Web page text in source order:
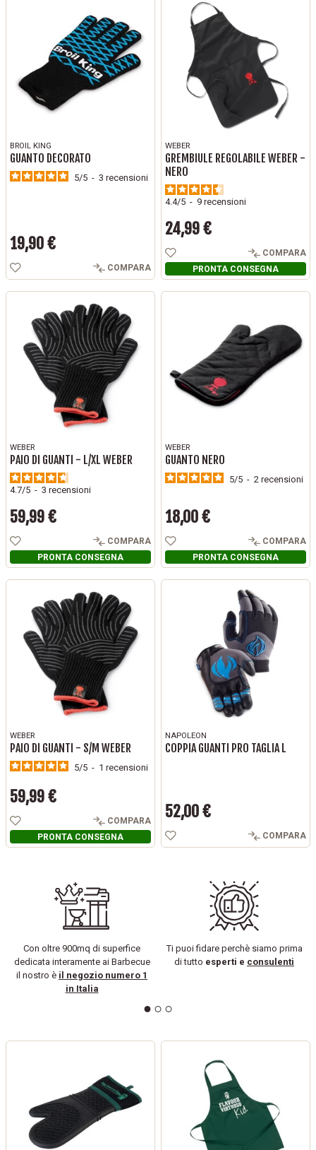
BROIL KING
GUANTO DECORATO
5/5 - 3 recensioni
Prezzo
19,90 €
COMPARA
WEBER
GREMBIULE REGOLABILE WEBER -
NERO
4.4/5 - 9 recensioni
Prezzo
24,99 €
COMPARA
PRONTA CONSEGNA
WEBER
PAIO DI GUANTI - L/XL WEBER
4.7/5 - 3 recensioni
Prezzo
59,99 €
COMPARA
PRONTA CONSEGNA
WEBER
GUANTO NERO
5/5 - 2 recensioni
Prezzo
18,00 €
COMPARA
PRONTA CONSEGNA
WEBER
PAIO DI GUANTI - S/M WEBER
5/5 - 1 recensioni
Prezzo
59,99 €
COMPARA
PRONTA CONSEGNA
NAPOLEON
COPPIA GUANTI PRO TAGLIA L
Prezzo
52,00 €
COMPARA
Con oltre 900mq di superfice
dedicata interamente ai Barbecue
il nostro è il negozio numero 1
in Italia
Ti puoi fidare perchè siamo prima
di tutto esperti e consulenti